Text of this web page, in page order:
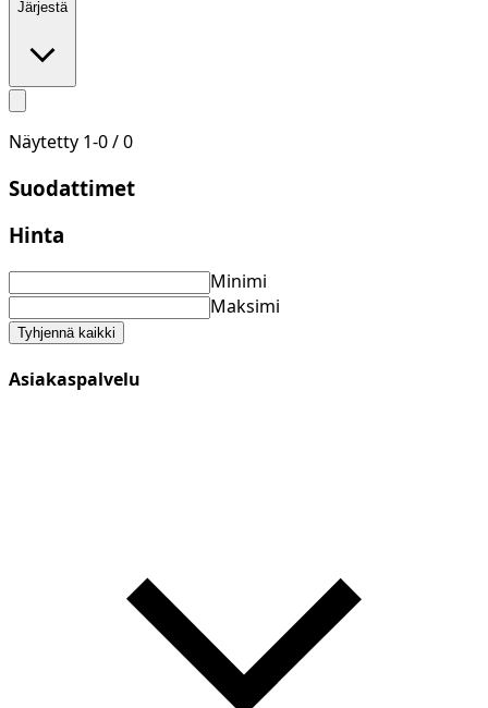
Järjestä
Näytetty 1-0/0
Suodattimet
Hinta
Minimi
Maksimi
Tyhjennä kaikki
Asiakaspalvelu